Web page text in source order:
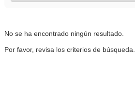
No se ha encontrado ningún resultado.
Por favor, revisa los criterios de búsqueda.